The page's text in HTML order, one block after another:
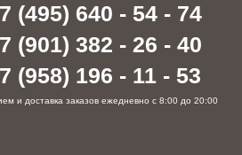
(495) 640 - 54 - 74
(901) 382 - 26 - 40
(958) 196 - 11 - 53
и доставка заказов ежедневно с 8:00 до 20:00